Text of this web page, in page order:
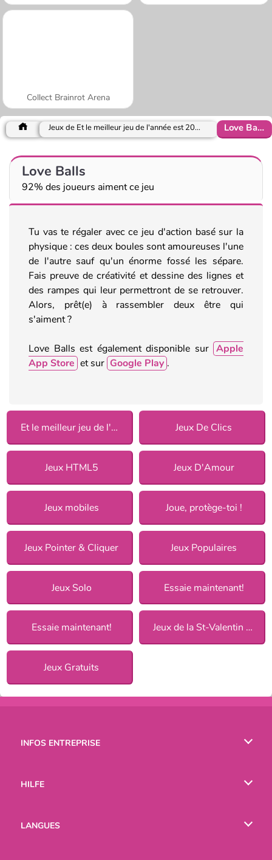
Collect Brainrot Arena
Jeux de Et le meilleur jeu de l'année est 2019 Love Balls
Love Balls
92% des joueurs aiment ce jeu
Tu vas te régaler avec ce jeu d'action basé sur la
physique : ces deux boules sont amoureuses l'une
de l'autre sauf qu'un énorme fossé les sépare.
Fais preuve de créativité et dessine des lignes et
des rampes qui leur permettront de se retrouver.
Alors, prêt(e) à rassembler deux être qui
s'aiment ?
Love Balls est également disponible sur Apple
App Store et sur Google Play .
Et le meilleur jeu de l'année est 2019 Jeux De Clics
Jeux HTML5 Jeux D'Amour
Jeux mobiles Joue, protège-toi !
Jeux Pointer & Cliquer Jeux Populaires
Jeux Solo Essaie maintenant!
Essaie maintenant! Jeux de la St-Valentin pour Filles
Jeux Gratuits
INFOS ENTREPRISE
HILFE
LANGUES